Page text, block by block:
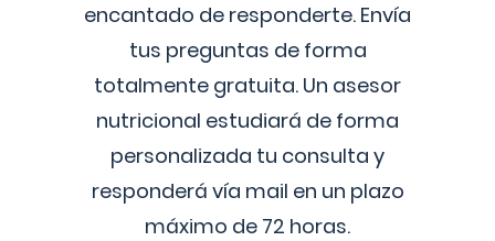
encantado de responderte. Envía
tus preguntas de forma
totalmente gratuita. Un asesor
nutricional estudiará de forma
personalizada tu consulta y
responderá vía mail en un plazo
máximo de 72 horas.